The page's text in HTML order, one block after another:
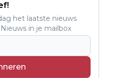
het laatste nieuws
in je mailbox